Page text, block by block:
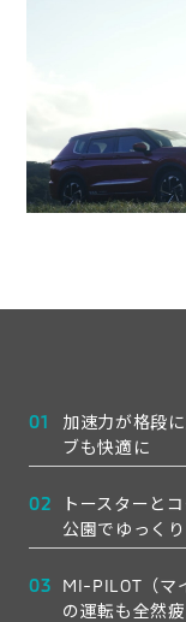
01
加速力が格段
ブも快適に
02
トースターと
公園でゆっく
03
MI-PILOT（マ
の運転も全然